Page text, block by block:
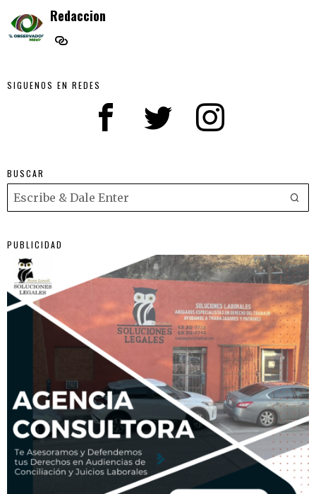
Redaccion
SIGUENOS EN REDES
BUSCAR
PUBLICIDAD